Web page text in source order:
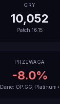
GRY
10,052
Patch 16.15
PRZEWAGA
-8.0%
Dane: OP.GG, Platinum+